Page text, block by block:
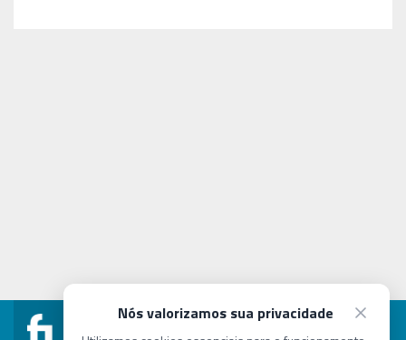
Nós valorizamos sua privacidade